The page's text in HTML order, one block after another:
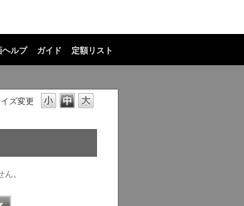
ルプ ガイド 定額リスト
ズ変更
。